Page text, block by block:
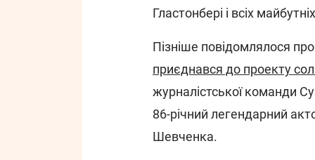
Гластонбері і всіх
Пізніше повідомлялося
приєднався до проекту
журналістської команди
86-річний легендарний
Шевченка.